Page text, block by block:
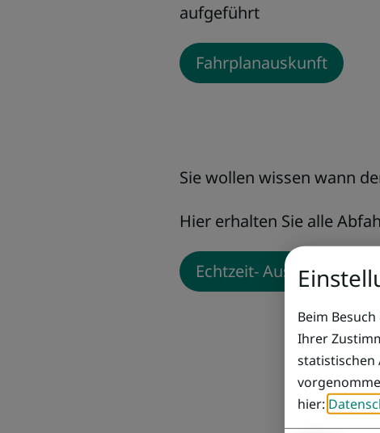
aufgeführt
Fahrplanauskunft
Sie wollen wissen wann
Hier erhalten Sie alle
Echtzeit- Auskunft
Beim
Ihrer
statistischen
hier: